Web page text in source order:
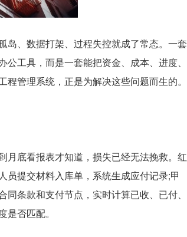
、数据打架、过程失控就成了常态。一套
公工具，而是一套能把资金、成本、进度、
管理系统，正是为解决这些问题而生的。
底看报表才知道，损失已经无法挽救。红
员提交材料入库单，系统生成应付记录;甲
条款和支付节点，实时计算已收、已付、
否匹配。